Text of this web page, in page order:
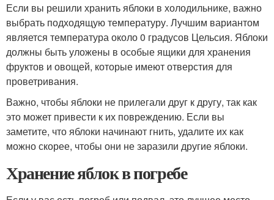
Если вы решили хранить яблоки в холодильнике, важно
выбрать подходящую температуру. Лучшим вариантом
является температура около 0 градусов Цельсия. Яблоки
должны быть уложены в особые ящики для хранения
фруктов и овощей, которые имеют отверстия для
проветривания.
Важно, чтобы яблоки не прилегали друг к другу, так как
это может привести к их повреждению. Если вы
заметите, что яблоки начинают гнить, удалите их как
можно скорее, чтобы они не заразили другие яблоки.
Хранение яблок в погребе